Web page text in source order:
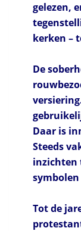
gelezen,
kerken –
De
Daar is
Steeds
inzichten
Tot de